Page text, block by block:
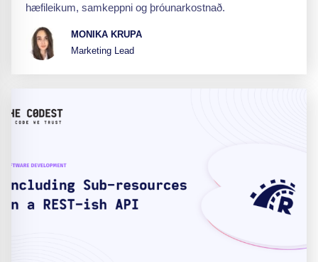
hæfileikum, samkeppni og þróunarkostnað.
MONIKA KRUPA
Marketing Lead